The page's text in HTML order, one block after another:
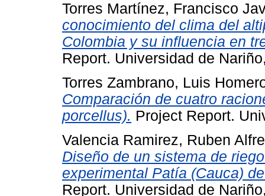
Torres Martínez, Francisco
conocimiento del clima del
Colombia y su influencia en
Report. Universidad de
Torres Zambrano, Luis
Comparación de cuatro
porcellus). Project Report.
Valencia Ramirez, Ruben
Diseño de un sistema de
experimental Patía (Cauca)
Report. Universidad de